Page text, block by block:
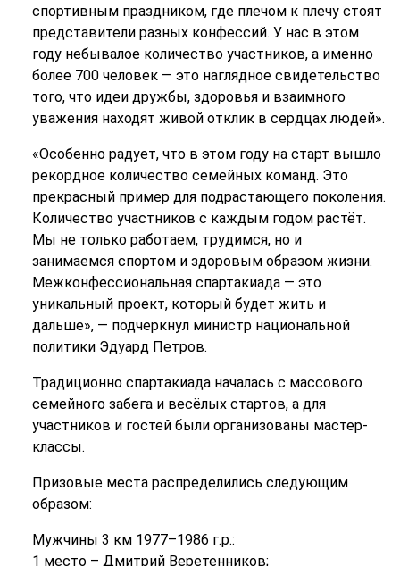
спортивным праздником, где плечом к плечу стоят
представители разных конфессий. У нас в этом
году небывалое количество участников, а именно
более 700 человек — это наглядное свидетельство
того, что идеи дружбы, здоровья и взаимного
уважения находят живой отклик в сердцах людей».
«Особенно радует, что в этом году на старт вышло
рекордное количество семейных команд. Это
прекрасный пример для подрастающего поколения.
Количество участников с каждым годом растёт.
Мы не только работаем, трудимся, но и
занимаемся спортом и здоровым образом жизни.
Межконфессиональная спартакиада — это
уникальный проект, который будет жить и
дальше», — подчеркнул министр национальной
политики Эдуард Петров.
Традиционно спартакиада началась с массового
семейного забега и весёлых стартов, а для
участников и гостей были организованы мастер-
классы.
Призовые места распределились следующим
образом:
Мужчины 3 км 1977–1986 г.р.:
1 место – Дмитрий Веретенников;